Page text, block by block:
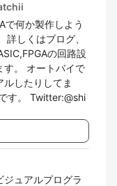
で何か製作しよう
詳しくはブログ、
の回路設
す。 オートバイで
したりしてま
す。 Twitter:@shi
ュアルプログラ